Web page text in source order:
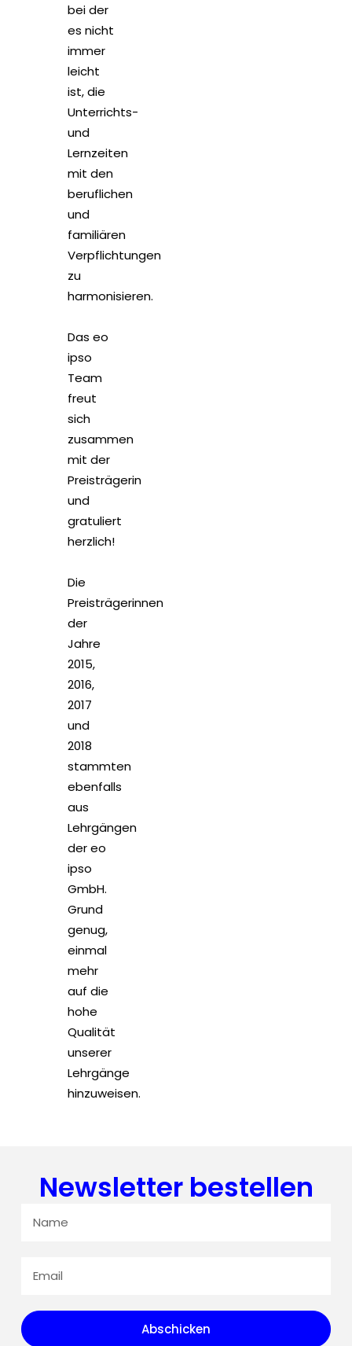
bei der
es nicht
immer
leicht
ist, die
Unterrichts-
und
Lernzeiten
mit den
beruflichen
und
familiären
Verpflichtungen
zu
harmonisieren.
Das eo
ipso
Team
freut
sich
zusammen
mit der
Preisträgerin
und
gratuliert
herzlich!
Die
Preisträgerinnen
der
Jahre
2015,
2016,
2017
und
2018
stammten
ebenfalls
aus
Lehrgängen
der eo
ipso
GmbH.
Grund
genug,
einmal
mehr
auf die
hohe
Qualität
unserer
Lehrgänge
hinzuweisen.
Newsletter bestellen
Abschicken